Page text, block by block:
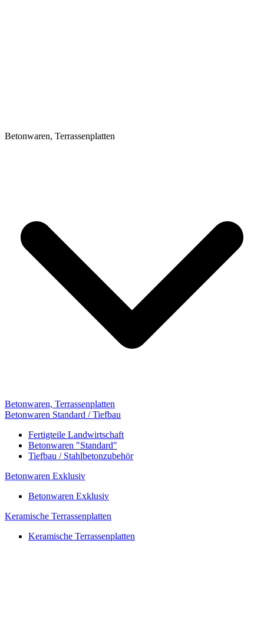
Betonwaren, Terrassenplatten
Betonwaren, Terrassenplatten
Betonwaren Standard / Tiefbau
Fertigteile Landwirtschaft
Betonwaren "Standard"
Tiefbau / Stahlbetonzubehör
Betonwaren Exklusiv
Betonwaren Exklusiv
Keramische Terrassenplatten
Keramische Terrassenplatten